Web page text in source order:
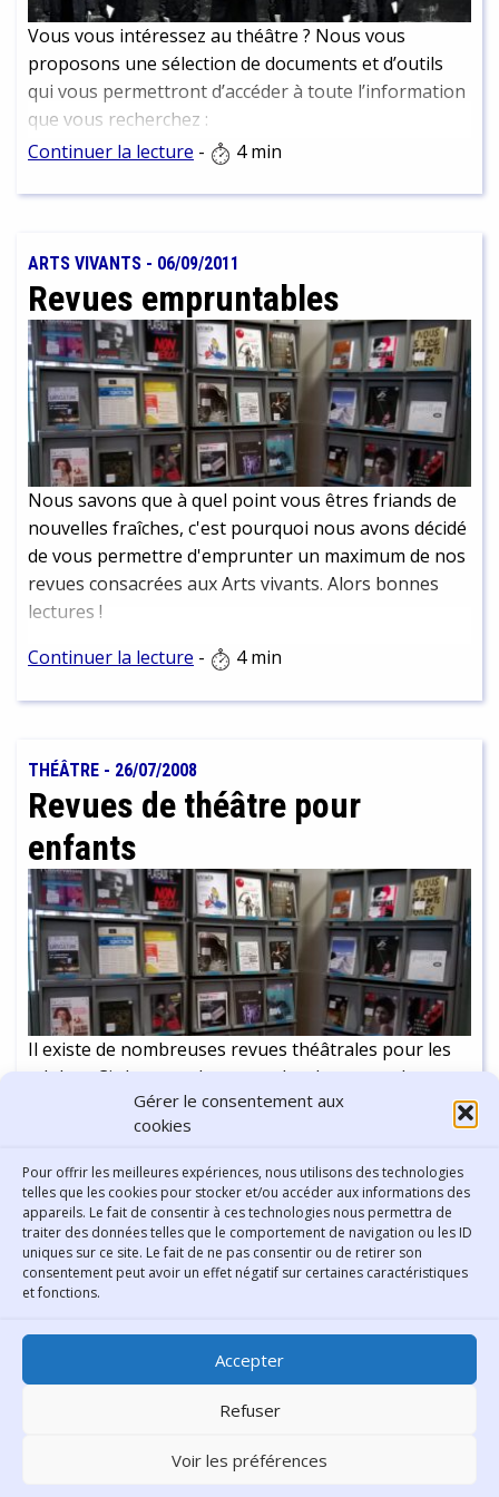
Gérer le consentement aux
cookies
Pour offrir les meilleures expériences, nous utilisons des technologies
telles que les cookies pour stocker et/ou accéder aux informations des
appareils. Le fait de consentir à ces technologies nous permettra de
traiter des données telles que le comportement de navigation ou les ID
uniques sur ce site. Le fait de ne pas consentir ou de retirer son
consentement peut avoir un effet négatif sur certaines caractéristiques
et fonctions.
Accepter
Refuser
Voir les préférences
Vous vous intéressez au théâtre ? Nous vous
proposons une sélection de documents et d’outils
qui vous permettront d’accéder à toute l’information
que vous recherchez :
Continuer la lecture - 4 min
ARTS VIVANTS - 06/09/2011
Revues empruntables
Nous savons que à quel point vous êtres friands de
nouvelles fraîches, c'est pourquoi nous avons décidé
de vous permettre d'emprunter un maximum de nos
revues consacrées aux Arts vivants. Alors bonnes
lectures !
Continuer la lecture - 4 min
THÉÂTRE - 26/07/2008
Revues de théâtre pour
enfants
Il existe de nombreuses revues théâtrales pour les
adultes. Ci-dessous des exemples de revues de
théâtre pour les enfants.
Bibliothèque municipale de
Lyon
30 Boulevard Vivier-Merle
Téléphone